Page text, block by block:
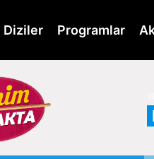
Diziler Programlar